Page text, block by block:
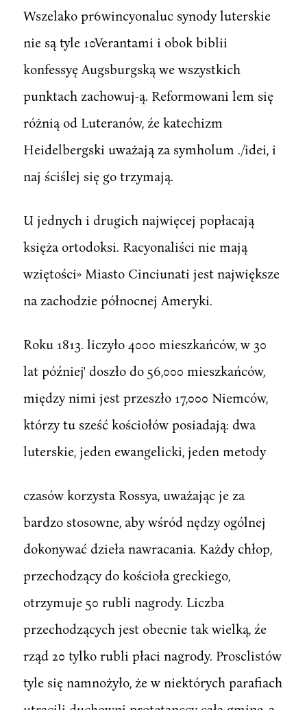
Wszelako pr6wincyonaluc synody luterskie
nie są tyle 10Verantami i obok biblii
konfessyę Augsburgską we wszystkich
punktach zachowuj-ą. Reformowani lem się
różnią od Luteranów, źe katechizm
Heidelbergski uważają za symholum ./idei, i
naj ściślej się go trzymają.
U jednych i drugich najwięcej popłacają
księża ortodoksi. Racyonaliści nie mają
wziętości» Miasto Cinciunati jest największe
na zachodzie północnej Ameryki.
Roku 1813. liczyło 4000 mieszkańców, w 30
lat później' doszło do 56,000 mieszkańców,
między nimi jest przeszło 17,000 Niemców,
którzy tu sześć kościołów posiadają: dwa
luterskie, jeden ewangelicki, jeden metody
czasów korzysta Rossya, uważając je za
bardzo stosowne, aby wśród nędzy ogólnej
dokonywać dzieła nawracania. Każdy chłop,
przechodzący do kościoła greckiego,
otrzymuje 50 rubli nagrody. Liczba
przechodzących jest obecnie tak wielką, źe
rząd 20 tylko rubli płaci nagrody. Prosclistów
tyle się namnożyło, że w niektórych parafiach